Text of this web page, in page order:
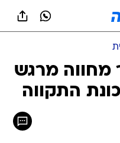
מחווה מרגש
התקווה